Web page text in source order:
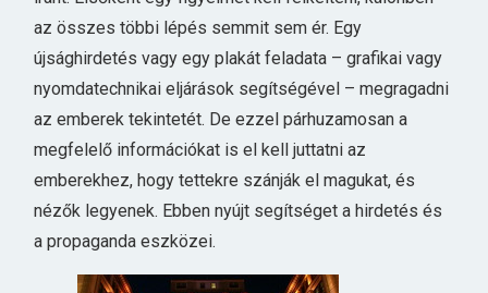
az összes többi lépés semmit sem ér. Egy
újsághirdetés vagy egy plakát feladata – grafikai vagy
nyomdatechnikai eljárások segítségével – megragadni
az emberek tekintetét. De ezzel párhuzamosan a
megfelelő információkat is el kell juttatni az
emberekhez, hogy tettekre szánják el magukat, és
nézők legyenek. Ebben nyújt segítséget a hirdetés és
a propaganda eszközei.